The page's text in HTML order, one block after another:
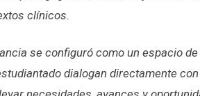
clínicos.
se configuró como un espacio
dialogan directamente